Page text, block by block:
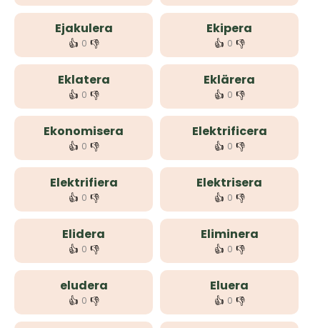
Ejakulera
👍 0 👎
Ekipera
👍 0 👎
Eklatera
👍 0 👎
Eklärera
👍 0 👎
Ekonomisera
👍 0 👎
Elektrificera
👍 0 👎
Elektrifiera
👍 0 👎
Elektrisera
👍 0 👎
Elidera
👍 0 👎
Eliminera
👍 0 👎
eludera
👍 0 👎
Eluera
👍 0 👎